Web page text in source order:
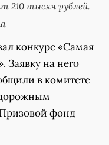
210 тысяч рублей.
конкурс «Самая
Заявку на него
в комитете
фонд